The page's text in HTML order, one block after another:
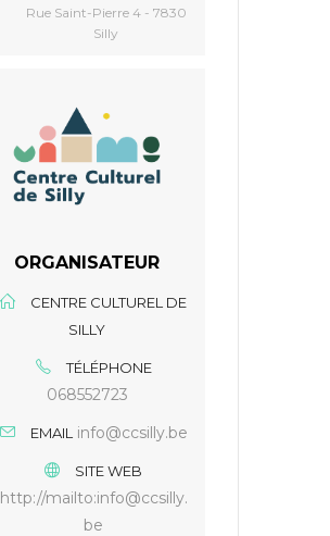
Rue Saint-Pierre 4 - 7830
Silly
ORGANISATEUR
CENTRE CULTUREL DE
SILLY
TÉLÉPHONE
068552723
EMAIL info@ccsilly.be
SITE WEB
http://mailto:info@ccsilly.
be